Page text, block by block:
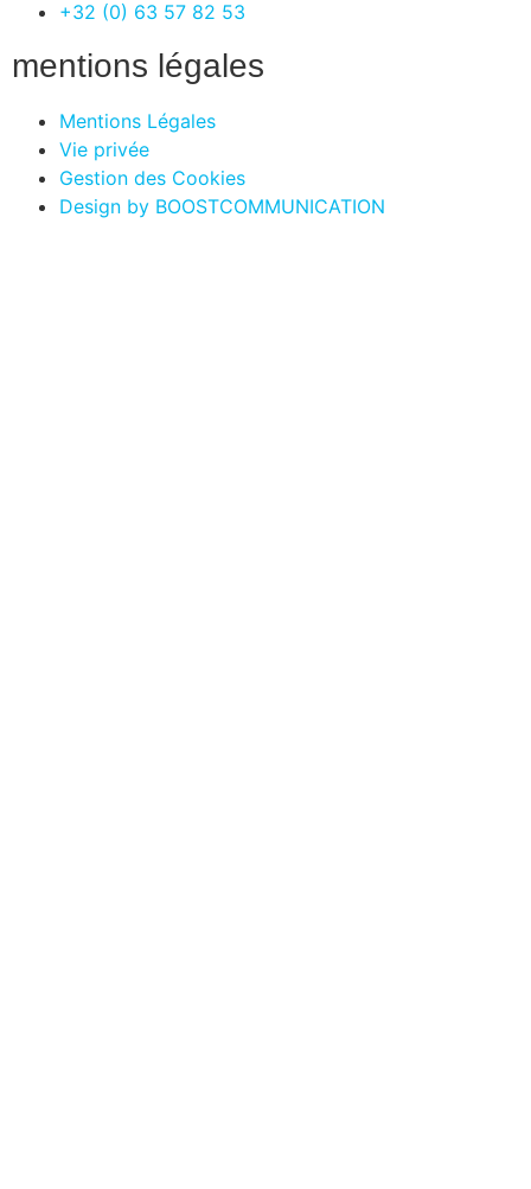
+32 (0) 63 57 82 53
mentions légales
Mentions Légales
Vie privée
Gestion des Cookies
Design by BOOSTCOMMUNICATION